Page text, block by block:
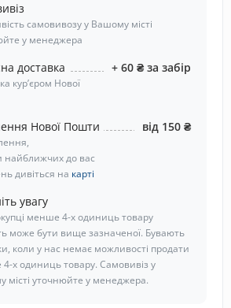
самовивозу у Вашому місті
у менеджера
доставка
курʼєром Нової
+ 60 ₴ за забір
Нової Пошти
найближчих до вас
дивіться на карті
від 150 ₴
увагу
менше 4-х одиниць товару
може бути вище зазначеної. Бувають
коли у нас немає можливості продати
х одиниць товару. Самовивіз у
місті уточнюйте у менеджера.